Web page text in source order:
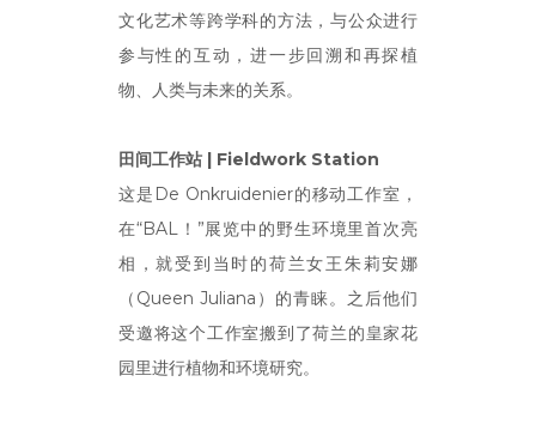
文化艺术等跨学科的方法，与公众进行
参与性的互动，进一步回溯和再探植
物、人类与未来的关系。
田间工作站 | Fieldwork Station
这是De Onkruidenier的移动工作室，
在“BAL！”展览中的野生环境里首次亮
相，就受到当时的荷兰女王朱莉安娜
（Queen Juliana）的青睐。之后他们
受邀将这个工作室搬到了荷兰的皇家花
园里进行植物和环境研究。